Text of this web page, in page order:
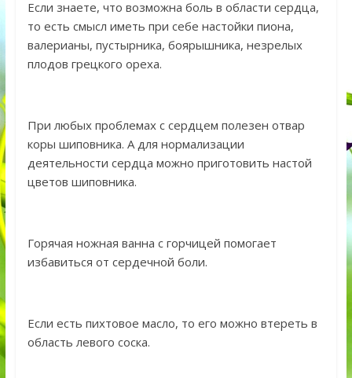
Если знаете, что возможна боль в области сердца,
то есть смысл иметь при себе настойки пиона,
валерианы, пустырника, боярышника, незрелых
плодов грецкого ореха.
При любых проблемах с сердцем полезен отвар
коры шиповника. А для нормализации
деятельности сердца можно приготовить настой
цветов шиповника.
Горячая ножная ванна с горчицей помогает
избавиться от сердечной боли.
Если есть пихтовое масло, то его можно втереть в
область левого соска.